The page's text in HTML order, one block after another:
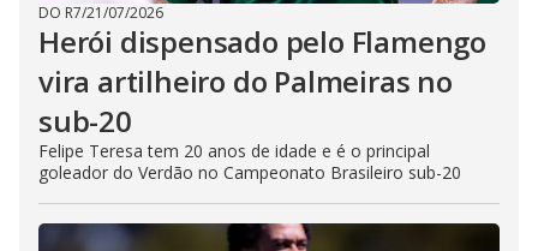
DO R7/21/07/2026
Herói dispensado pelo Flamengo
vira artilheiro do Palmeiras no
sub-20
Felipe Teresa tem 20 anos de idade e é o principal
goleador do Verdão no Campeonato Brasileiro sub-20